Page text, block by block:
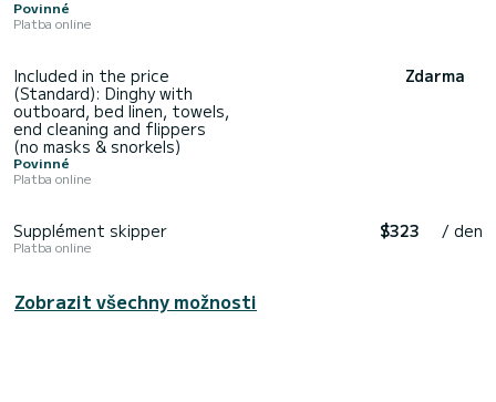
Povinné
Platba online
Included in the price
(Standard): Dinghy with
outboard, bed linen, towels,
end cleaning and flippers
(no masks & snorkels)
Povinné
Platba online
Zdarma
Supplément skipper
Platba online
$323 / den
Zobrazit všechny možnosti